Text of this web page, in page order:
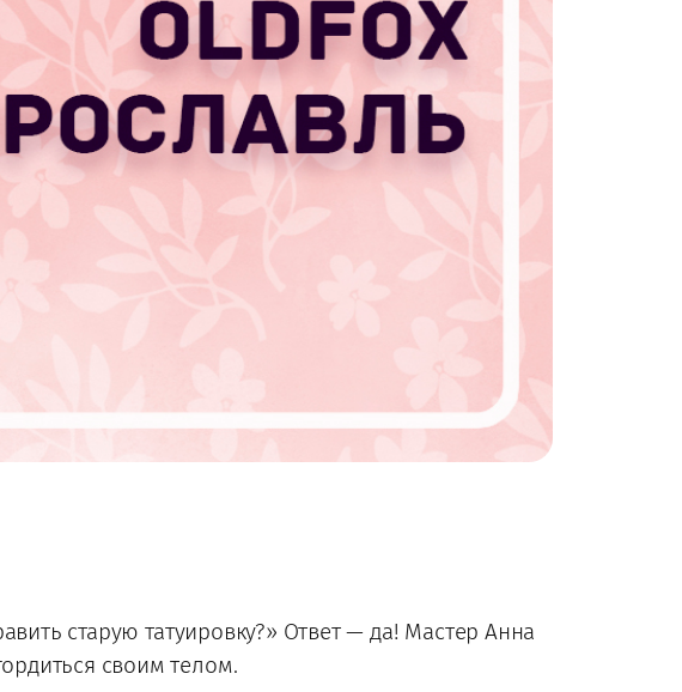
старую татуировку?» Ответ — да! Мастер Анна
своим телом.